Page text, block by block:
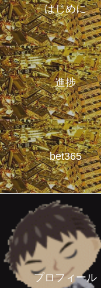
はじめに
進捗
bet365
プロフィール